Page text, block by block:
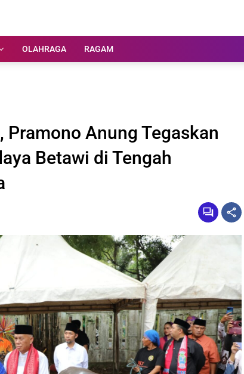
OLAHRAGA RAGAM
Pramono Anung Tegaskan
Betawi di Tengah